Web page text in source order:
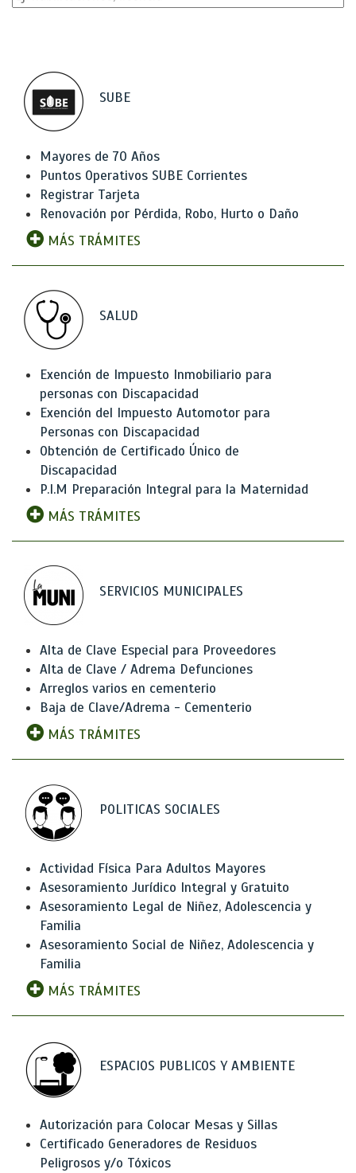
SUBE
Mayores de 70 Años
Puntos Operativos SUBE Corrientes
Registrar Tarjeta
Renovación por Pérdida, Robo, Hurto o Daño
MÁS TRÁMITES
SALUD
Exención de Impuesto Inmobiliario para
personas con Discapacidad
Exención del Impuesto Automotor para
Personas con Discapacidad
Obtención de Certificado Único de
Discapacidad
P.I.M Preparación Integral para la Maternidad
MÁS TRÁMITES
SERVICIOS MUNICIPALES
Alta de Clave Especial para Proveedores
Alta de Clave / Adrema Defunciones
Arreglos varios en cementerio
Baja de Clave/Adrema - Cementerio
MÁS TRÁMITES
POLITICAS SOCIALES
Actividad Física Para Adultos Mayores
Asesoramiento Jurídico Integral y Gratuito
Asesoramiento Legal de Niñez, Adolescencia y
Familia
Asesoramiento Social de Niñez, Adolescencia y
Familia
MÁS TRÁMITES
ESPACIOS PUBLICOS Y AMBIENTE
Autorización para Colocar Mesas y Sillas
Certificado Generadores de Residuos
Peligrosos y/o Tóxicos